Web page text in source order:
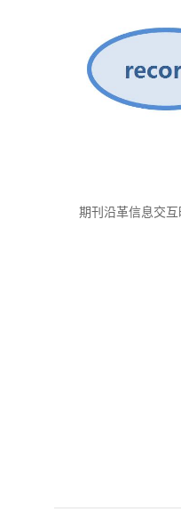
期刊沿革信息交